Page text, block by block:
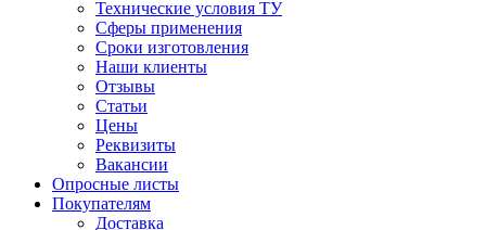
Технические условия ТУ
Сферы применения
Сроки изготовления
Наши клиенты
Отзывы
Статьи
Цены
Реквизиты
Вакансии
Опросные листы
Покупателям
Доставка